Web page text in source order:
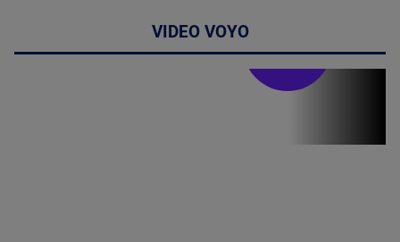
VIDEO VOYO